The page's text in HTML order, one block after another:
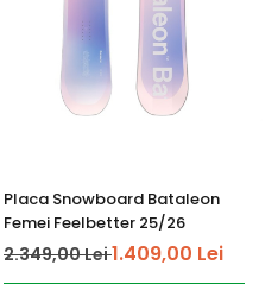
Placa Snowboard Bataleon
Femei Feelbetter 25/26
2.349,00 Lei1.409,00 Lei